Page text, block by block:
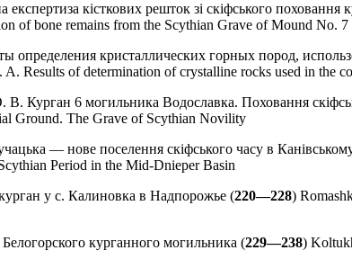
кісткових решток зі скіфського
of bone remains from the Scythian Grave of Mound No.
определения кристаллических горных пород,
Results of determination of crystalline rocks used in the
Курган 6 могильника Водославка. Поховання
Ground. The Grave of Scythian Novility
— нове поселення скіфського часу в
Period in the Mid-Dnieper Basin
у с. Калиновка в Надпорожье (220—228)
курганного могильника (229—238)